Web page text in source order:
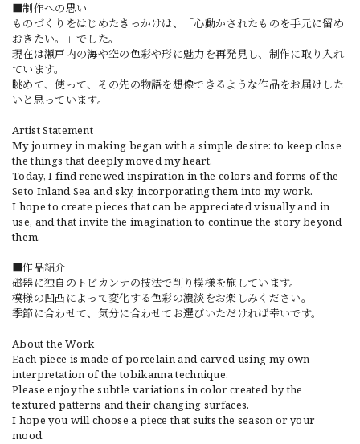
■制作への思い
ものづくりをはじめたきっかけは、「心動かされたものを手元に留め
おきたい。」でした。
現在は瀬戸内の海や空の色彩や形に魅力を再発見し、制作に取り入れ
ています。
眺めて、使って、その先の物語を想像できるような作品をお届けした
いと思っています。
Artist Statement
My journey in making began with a simple desire: to keep close
the things that deeply moved my heart.
Today, I find renewed inspiration in the colors and forms of the
Seto Inland Sea and sky, incorporating them into my work.
I hope to create pieces that can be appreciated visually and in
use, and that invite the imagination to continue the story beyond
them.
■作品紹介
磁器に独自のトビカンナの技法で削り模様を施しています。
模様の凹凸によって変化する色彩の濃淡をお楽しみください。
季節に合わせて、気分に合わせてお選びいただければ幸いです。
About the Work
Each piece is made of porcelain and carved using my own
interpretation of the tobikanna technique.
Please enjoy the subtle variations in color created by the
textured patterns and their changing surfaces.
I hope you will choose a piece that suits the season or your
mood.